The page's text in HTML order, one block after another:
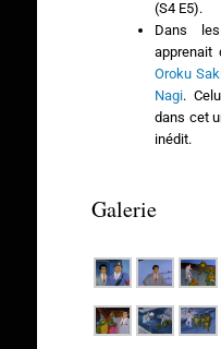
(S4 E5).
Dans
apprenait
Oroku
Nagi.
dans cet
inédit.
Galerie